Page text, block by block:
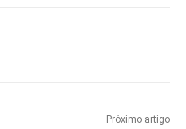
Próximo artigo